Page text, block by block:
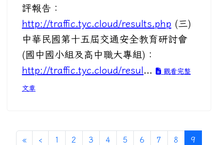
評報告：
http://traffic.tyc.cloud/results.php (三)
中華民國第十五屆交通安全教育研討會
(國中國小組及高中職大專組)：
http://traffic.tyc.cloud/resul ... 觀看完整
文章
« ‹ 1 2 3 4 5 6 7 8 9